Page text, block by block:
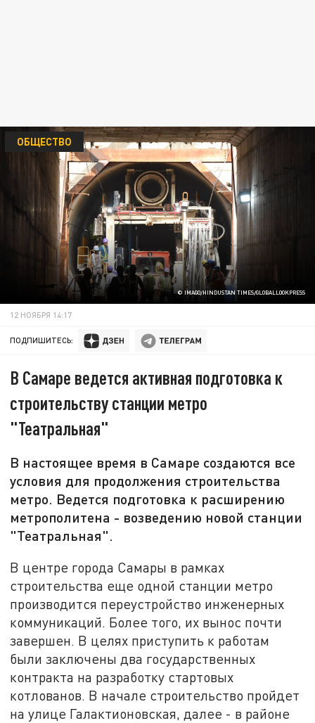
© IMAGO/HINDUSTAN TIMES/GLOBALLOOKPRESS
ОБЩЕСТВО
12 НОЯБРЯ 14:17
ПОДПИШИТЕСЬ:
В Самаре ведется активная подготовка к
строительству станции метро
"Театральная"
В настоящее время в Самаре создаются все
условия для продолжения строительства
метро. Ведется подготовка к расширению
метрополитена - возведению новой станции
"Театральная".
В центре города Самары в рамках
строительства еще одной станции метро
производится переустройство инженерных
коммуникаций. Более того, их вынос почти
завершен. В целях приступить к работам
были заключены два государственных
контракта на разработку стартовых
котлованов. В начале строительство пройдет
на улице Галактионовская, далее - в районе